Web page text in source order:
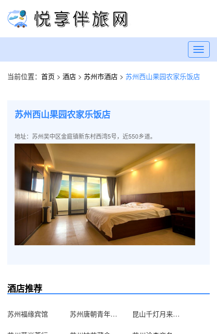
当前位置： 首页 > 酒店 > 苏州市酒店 > 苏州西山果园农家乐饭店
苏州西山果园农家乐饭店
地址：苏州吴中区金庭镇新东村西湾5号，近550乡道。
酒店推荐
苏州福缘宾馆 苏州唐朝青年旅舍观前平江店 昆山千灯月来宾馆